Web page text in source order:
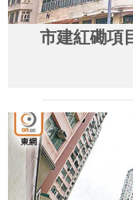
市建紅磡項